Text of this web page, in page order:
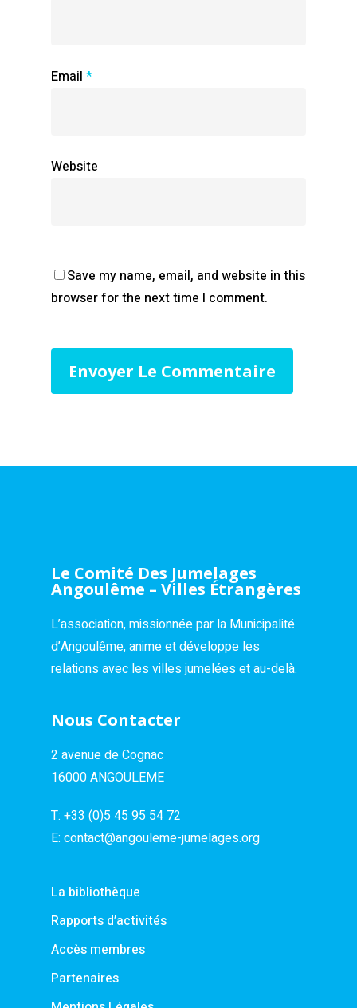
Email *
Website
Save my name, email, and website in this
browser for the next time I comment.
Le Comité Des Jumelages
Angoulême – Villes Étrangères
L’association, missionnée par la Municipalité
d’Angoulême, anime et développe les
relations avec les villes jumelées et au-delà.
Nous Contacter
2 avenue de Cognac
16000 ANGOULEME
T: +33 (0)5 45 95 54 72
E: contact@angouleme-jumelages.org
La bibliothèque
Rapports d’activités
Accès membres
Partenaires